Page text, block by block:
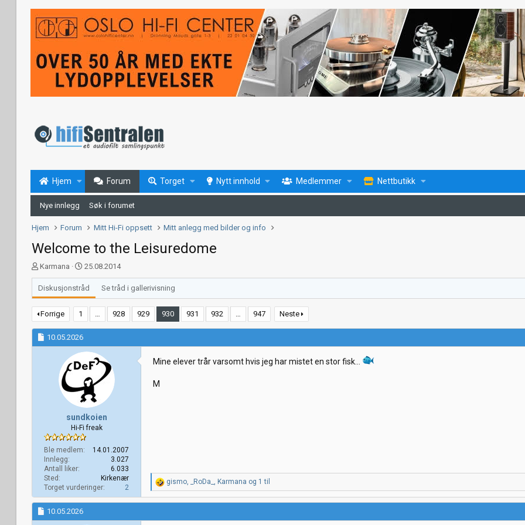
Hjem Forum Torget Nytt innhold Medlemmer Nettbutikk
Nye innlegg Søk i forumet
Hjem Forum Mitt Hi-Fi oppsett Mitt anlegg med bilder og info
Welcome to the Leisuredome
T
r
å
d
s
t
a
r
Karmana
S
t
a
r
t
a
o
25.08.2014
Diskusjonstråd Se tråd i gallerivisning
Forrige 1 … 928 929 930 931 932 … 947 Neste
10.05.2026
sundkoien
Hi-Fi freak
Ble medlem
14.01.2007
Innlegg
3.027
Antall liker
6.033
Sted
Kirkenær
Torget vurderinger
2
Mine elever trår varsomt hvis jeg har mistet en stor fisk...
M
R
e
a
s
gismo, _RoDa_ , Karmana og 1 til
10.05.2026